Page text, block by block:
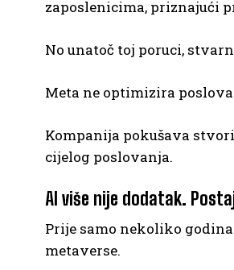
zaposlenicima, priznajući
No unatoč toj poruci,
Meta ne optimizira
Kompanija pokušava
cijelog poslovanja.
AI više nije dodatak.
Prije samo nekoliko
metaverse.